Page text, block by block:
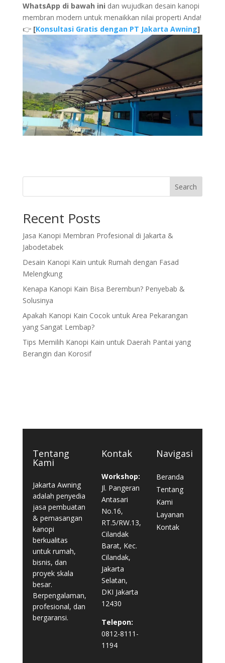
WhatsApp di bawah ini dan wujudkan desain kanopi
membran modern untuk menaikkan nilai properti Anda!
👉 [Konsultasi Gratis dengan PT Jakarta Awning]
Search
Recent Posts
Jasa Kanopi Membran Profesional di Jakarta &
Jabodetabek
Desain Kanopi Kain untuk Rumah dengan Fasad
Melengkung
Kenapa Kanopi Kain Bisa Berembun? Penyebab &
Solusinya
Apakah Kanopi Kain Cocok untuk Area Pekarangan
yang Sangat Lembap?
Tips Memilih Kanopi Kain untuk Daerah Pantai yang
Berangin dan Korosif
Tentang
Kami
Jakarta Awning
adalah penyedia
jasa pembuatan
& pemasangan
kanopi
berkualitas
untuk rumah,
bisnis, dan
proyek skala
besar.
Berpengalaman,
profesional, dan
bergaransi.
Kontak
Workshop:
Jl. Pangeran
Antasari
No.16,
RT.5/RW.13,
Cilandak
Barat, Kec.
Cilandak,
Jakarta
Selatan,
DKI Jakarta
12430
Telepon:
0812-8111-
1194
Navigasi
Beranda
Tentang
Kami
Layanan
Kontak